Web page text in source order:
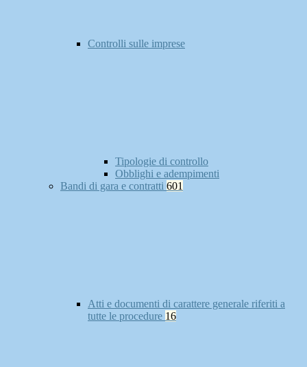
Controlli sulle imprese
Tipologie di controllo
Obblighi e adempimenti
Bandi di gara e contratti 601
Atti e documenti di carattere generale riferiti a
tutte le procedure 16